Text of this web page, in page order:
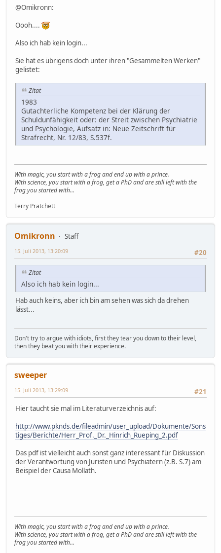
@Omikronn:
Oooh....
Also ich hab kein login...
Sie hat es übrigens doch unter ihren "Gesammelten Werken"
gelistet:
Zitat
1983
Gutachterliche Kompetenz bei der Klärung der
Schuldunfähigkeit oder: der Streit zwischen Psychiatrie
und Psychologie, Aufsatz in: Neue Zeitschrift für
Strafrecht, Nr. 12/83, S.537f.
With magic, you start with a frog and end up with a prince.
With science, you start with a frog, get a PhD and are still left with the
frog you started with...
Terry Pratchett
Omikronn
Staff
#20
15. Juli 2013, 13:20:09
Zitat
Also ich hab kein login...
Hab auch keins, aber ich bin am sehen was sich da drehen
lässt...
Don't try to argue with idiots, first they tear you down to their level,
then they beat you with their experience.
sweeper
#21
15. Juli 2013, 13:29:09
Hier taucht sie mal im Literaturverzeichnis auf:
http://www.pknds.de/fileadmin/user_upload/Dokumente/Sons
tiges/Berichte/Herr_Prof._Dr._Hinrich_Rueping_2.pdf
Das pdf ist vielleicht auch sonst ganz interessant für Diskussion
der Verantwortung von Juristen und Psychiatern (z.B. S.7) am
Beispiel der Causa Mollath.
With magic, you start with a frog and end up with a prince.
With science, you start with a frog, get a PhD and are still left with the
frog you started with...